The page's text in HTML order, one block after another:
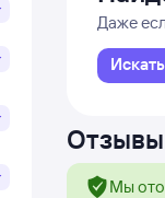
Даже
Отзывы
Мы